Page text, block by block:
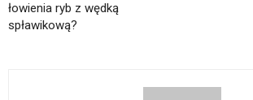
łowienia ryb z wędką
spławikową?